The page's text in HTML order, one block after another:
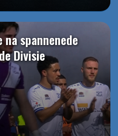
spannenede
Divisie